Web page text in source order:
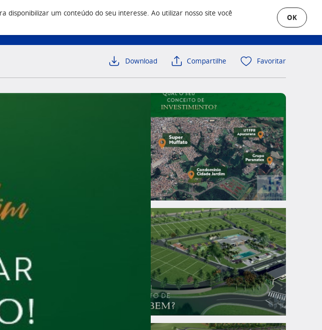
Construtora
Download Compartilhe Favoritar
disponibilizar um conteúdo do seu interesse. Ao utilizar nosso site você
OK